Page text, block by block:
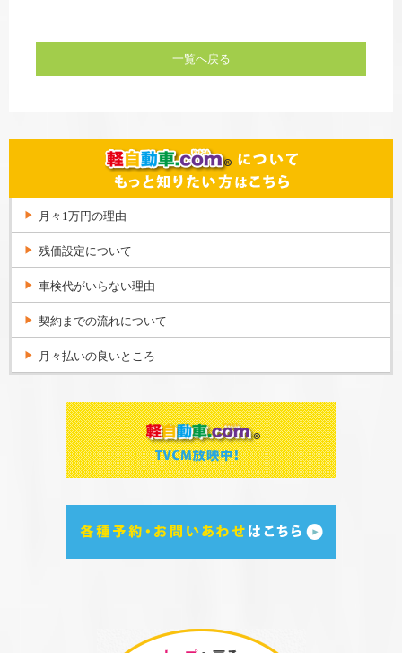
一覧へ戻る
月々1万円の理由
残価設定について
車検代がいらない理由
契約までの流れについて
月々払いの良いところ